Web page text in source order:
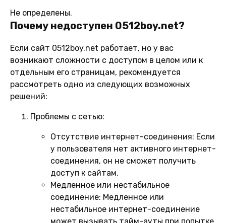
Не определены.
Почему недоступен 0512boy.net?
Если сайт 0512boy.net работает, но у вас
возникают сложности с доступом в целом или к
отдельным его страницам, рекомендуется
рассмотреть одно из следующих возможных
решений:
Проблемы с сетью:
Отсутствие интернет-соединения: Если
у пользователя нет активного интернет-
соединения, он не сможет получить
доступ к сайтам.
Медленное или нестабильное
соединение: Медленное или
нестабильное интернет-соединение